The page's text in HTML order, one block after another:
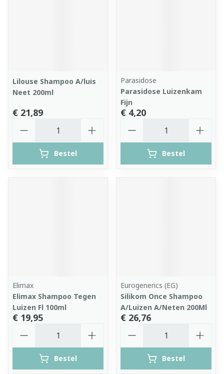
Lilouse Shampoo A/luis
Neet 200ml
€ 21,89
Bestel
Parasidose
Parasidose Luizenkam
Fijn
€ 4,20
Bestel
Elimax
Elimax Shampoo Tegen
Luizen Fl 100ml
€ 19,95
Bestel
Eurogenerics (EG)
Silikom Once Shampoo
A/Luizen A/Neten 200Ml
€ 26,76
Bestel